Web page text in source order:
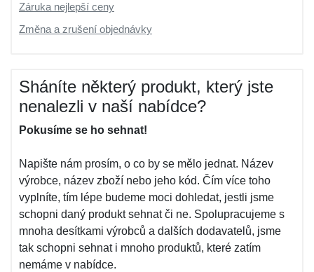
Záruka nejlepší ceny
Změna a zrušení objednávky
Sháníte některý produkt, který jste
nenalezli v naší nabídce?
Pokusíme se ho sehnat!
Napište nám prosím, o co by se mělo jednat. Název
výrobce, název zboží nebo jeho kód. Čím více toho
vyplníte, tím lépe budeme moci dohledat, jestli jsme
schopni daný produkt sehnat či ne. Spolupracujeme s
mnoha desítkami výrobců a dalších dodavatelů, jsme
tak schopni sehnat i mnoho produktů, které zatím
nemáme v nabídce.